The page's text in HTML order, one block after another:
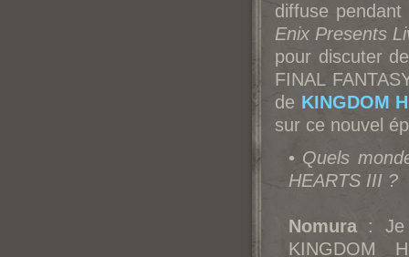
diffuse
Enix Presents
pour discuter
FINAL
de KINGDOM
sur ce nouvel
• Quels
HEARTS III ?
Nomura : Je
KINGDOM